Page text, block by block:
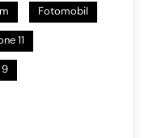
Fotomobil
11
9